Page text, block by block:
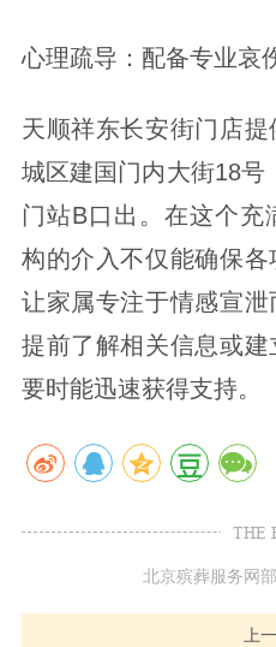
心理疏导：配备专业哀
天顺祥东长安街门店
城区建国门内大街18号
门站B口出。在这个充
构的介入不仅能确保
让家属专注于情感宣
提前了解相关信息或
要时能迅速获得支持。
THE
北京殡葬服务网
上